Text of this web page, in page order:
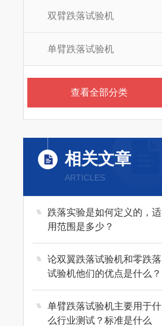
双臂跌落试验机
单臂跌落试验机
查看全部分类
相关文章
ARTICLES
跌落实验是如何定义的，适
用范围是多少？
论双翼跌落试验机和零跌落
试验机他们的优点是什么？
单臂跌落试验机主要用于什
么行业测试？标准是什么